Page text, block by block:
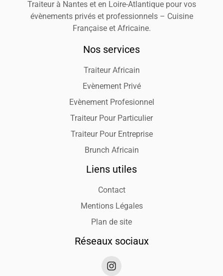
Traiteur à Nantes et en Loire-Atlantique pour vos
évènements privés et professionnels – Cuisine
Française et Africaine.
Nos services
Traiteur Africain
Evènement Privé
Evènement Profesionnel
Traiteur Pour Particulier
Traiteur Pour Entreprise
Brunch Africain
Liens utiles
Contact
Mentions Légales
Plan de site
Réseaux sociaux